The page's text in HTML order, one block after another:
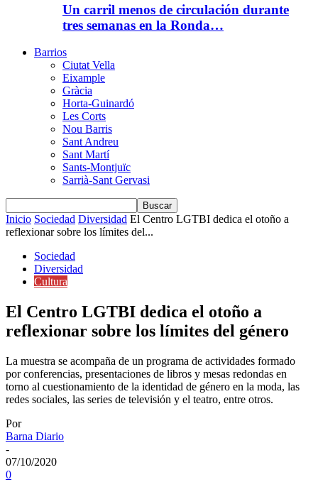
Un carril menos de circulación durante
tres semanas en la Ronda…
Barrios
Ciutat Vella
Eixample
Gràcia
Horta-Guinardó
Les Corts
Nou Barris
Sant Andreu
Sant Martí
Sants-Montjuïc
Sarrià-Sant Gervasi
Inicio Sociedad Diversidad El Centro LGTBI dedica el otoño a
reflexionar sobre los límites del...
Sociedad
Diversidad
Cultura
El Centro LGTBI dedica el otoño a
reflexionar sobre los límites del género
La muestra se acompaña de un programa de actividades formado
por conferencias, presentaciones de libros y mesas redondas en
torno al cuestionamiento de la identidad de género en la moda, las
redes sociales, las series de televisión y el teatro, entre otros.
Por
Barna Diario
-
07/10/2020
0